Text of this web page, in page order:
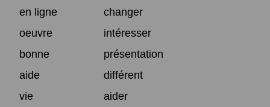
en ligne
changer
oeuvre
intéresser
bonne
présentation
aide
différent
vie
aider